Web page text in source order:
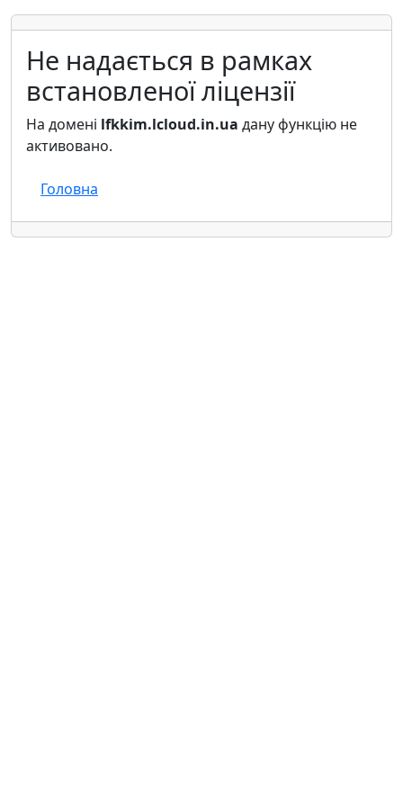
Не надається в рамках
встановленої ліцензії
На домені lfkkim.lcloud.in.ua дану функцію не
активовано.
Головна